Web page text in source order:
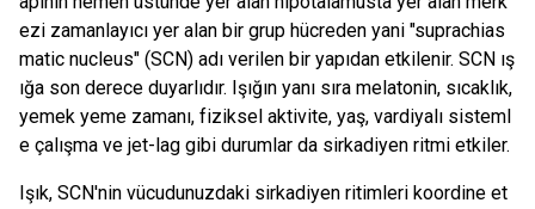
ezi zamanlayıcı yer alan bir grup hücreden yani "suprachias
matic nucleus" (SCN) adı verilen bir yapıdan etkilenir. SCN ış
ığa son derece duyarlıdır. Işığın yanı sıra melatonin, sıcaklık,
yemek yeme zamanı, fiziksel aktivite, yaş, vardiyalı sisteml
e çalışma ve jet-lag gibi durumlar da sirkadiyen ritmi etkiler.
Işık, SCN'nin vücudunuzdaki sirkadiyen ritimleri koordine et